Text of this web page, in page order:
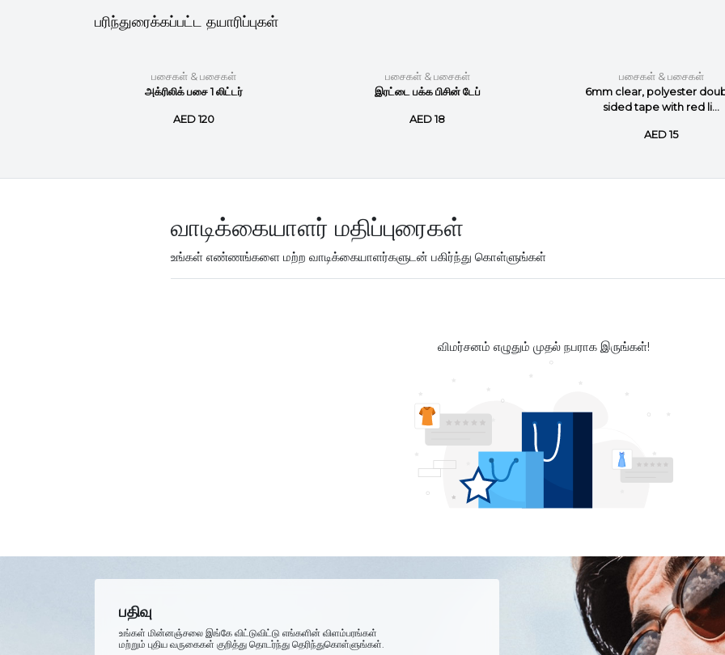
பரிந்துரைக்கப்பட்ட தயாரிப்புகள்
பசைகள் & பசைகள்
அக்ரிலிக் பசை 1 லிட்டர்
AED 120
பசைகள் & பசைகள்
இரட்டை பக்க பிசின் டேப்
AED 18
பசைகள் & பசைகள்
6mm clear, polyester
sided tape with red li...
AED 15
வாடிக்கையாளர் மதிப்புரைகள்
உங்கள் எண்ணங்களை மற்ற வாடிக்கையாளர்களுடன் பகிர்ந்து கொள்ளுங்கள்
விமர்சனம் எழுதும் முதல் நபராக இருங்கள்!
பதிவு
உங்கள் மின்னஞ்சலை இங்கே விட்டுவிட்டு எங்களின் விளம்பரங்கள்
மற்றும் புதிய வருகைகள் குறித்து தொடர்ந்து தெரிந்துகொள்ளுங்கள்.